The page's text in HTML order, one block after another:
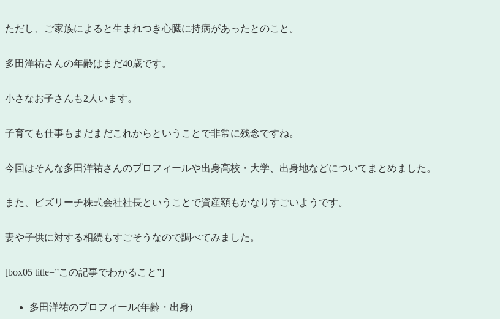
ただし、ご家族によると生まれつき心臓に持病があったとのこと。
多田洋祐さんの年齢はまだ40歳です。
小さなお子さんも2人います。
子育ても仕事もまだまだこれからということで非常に残念ですね。
今回はそんな多田洋祐さんのプロフィールや出身高校・大学、出身地などについてまとめました。
また、ビズリーチ株式会社社長ということで資産額もかなりすごいようです。
妻や子供に対する相続もすごそうなので調べてみました。
[box05 title=”この記事でわかること”]
多田洋祐のプロフィール(年齢・出身)